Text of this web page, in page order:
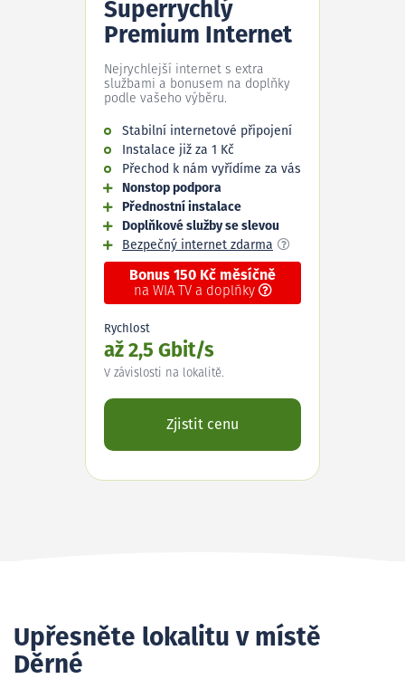
Superrychlý
Premium Internet
Nejrychlejší internet s extra
službami a bonusem na doplňky
podle vašeho výběru.
Stabilní internetové připojení
Instalace již za 1 Kč
Přechod k nám vyřídíme za vás
Nonstop podpora
Přednostní instalace
Doplňkové služby se slevou
Bezpečný internet zdarma
Bonus 150 Kč měsíčně
na WIA TV a doplňky
Rychlost
až 2,5 Gbit/s
V závislosti na lokalitě.
Zjistit cenu
Upřesněte lokalitu v místě
Děrné